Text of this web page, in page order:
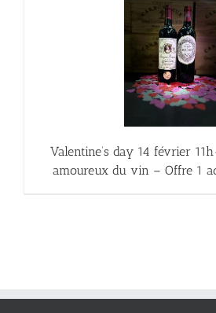
Valentine’s day 14 février
amoureux du vin – Offre 1